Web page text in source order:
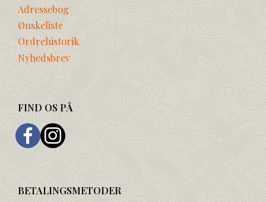
Adressebog
Ønskeliste
Ordrehistorik
Nyhedsbrev
FIND OS PÅ
BETALINGSMETODER